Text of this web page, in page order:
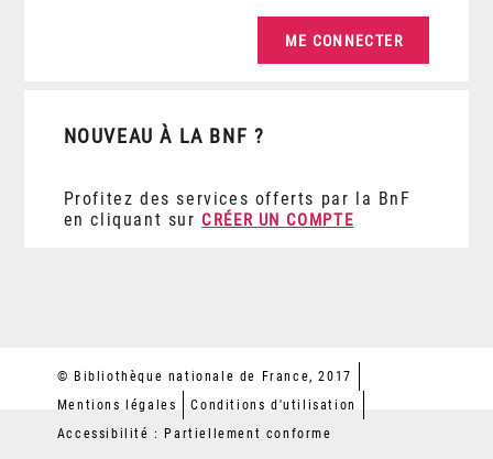
NOUVEAU À LA BNF ?
Profitez des services offerts par la BnF
en cliquant sur CRÉER UN COMPTE
© Bibliothèque nationale de France, 2017
Mentions légales
Conditions d'utilisation
Accessibilité : Partiellement conforme